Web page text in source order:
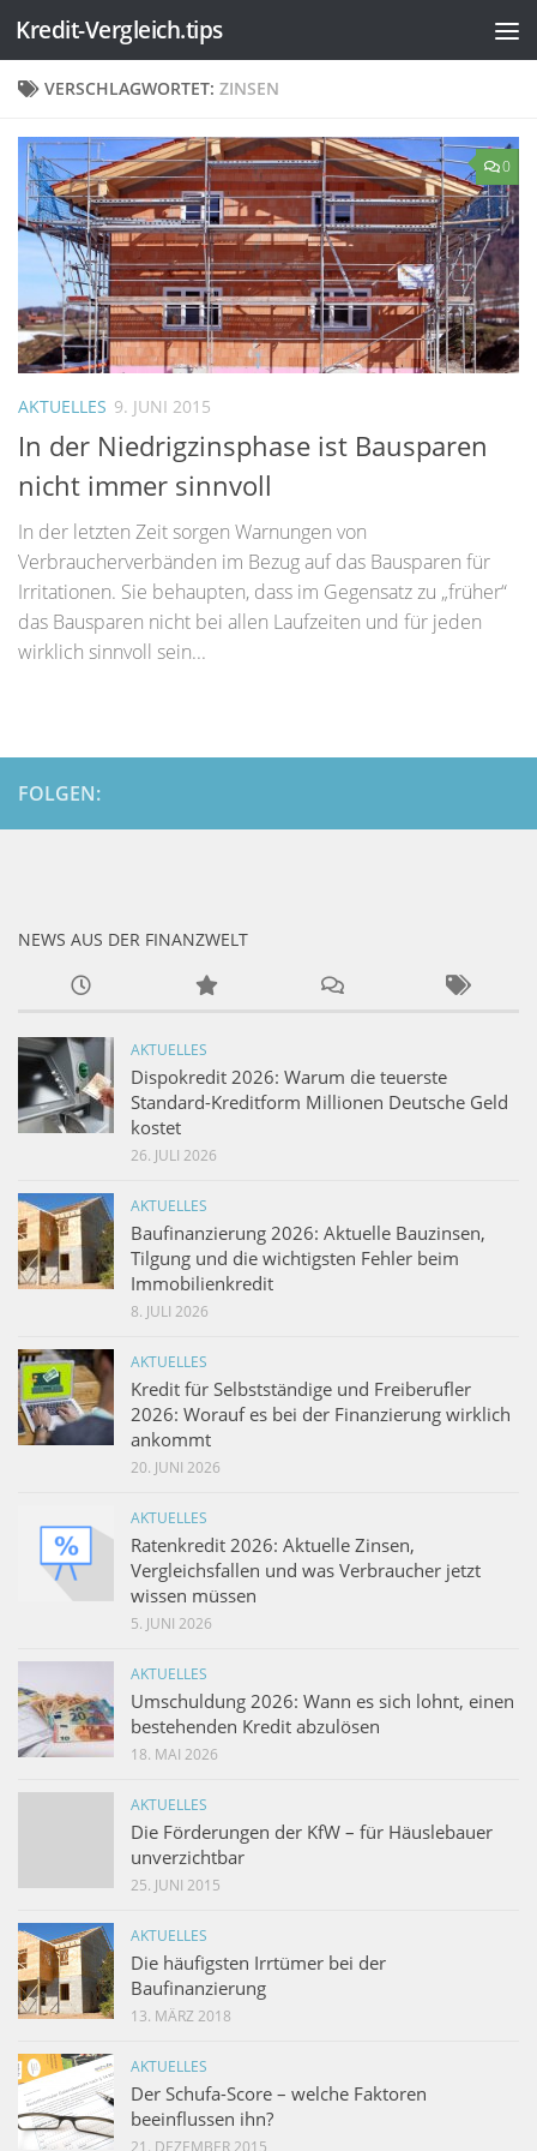
Zum Inhalt springen
Kredit-Vergleich.tips
VERSCHLAGWORTET: ZINSEN
0
AKTUELLES 9. JUNI 2015
In der Niedrigzinsphase ist Bausparen
nicht immer sinnvoll
In der letzten Zeit sorgen Warnungen von
Verbraucherverbänden im Bezug auf das Bausparen für
Irritationen. Sie behaupten, dass im Gegensatz zu „früher“
das Bausparen nicht bei allen Laufzeiten und für jeden
wirklich sinnvoll sein...
FOLGEN:
NEWS AUS DER FINANZWELT
AKTUELLES
Dispokredit 2026: Warum die teuerste
Standard-Kreditform Millionen Deutsche Geld
kostet
26. JULI 2026
AKTUELLES
Baufinanzierung 2026: Aktuelle Bauzinsen,
Tilgung und die wichtigsten Fehler beim
Immobilienkredit
8. JULI 2026
AKTUELLES
Kredit für Selbstständige und Freiberufler
2026: Worauf es bei der Finanzierung wirklich
ankommt
20. JUNI 2026
AKTUELLES
Ratenkredit 2026: Aktuelle Zinsen,
Vergleichsfallen und was Verbraucher jetzt
wissen müssen
5. JUNI 2026
AKTUELLES
Umschuldung 2026: Wann es sich lohnt, einen
bestehenden Kredit abzulösen
18. MAI 2026
AKTUELLES
Die Förderungen der KfW – für Häuslebauer
unverzichtbar
25. JUNI 2015
AKTUELLES
Die häufigsten Irrtümer bei der
Baufinanzierung
13. MÄRZ 2018
AKTUELLES
Der Schufa-Score – welche Faktoren
beeinflussen ihn?